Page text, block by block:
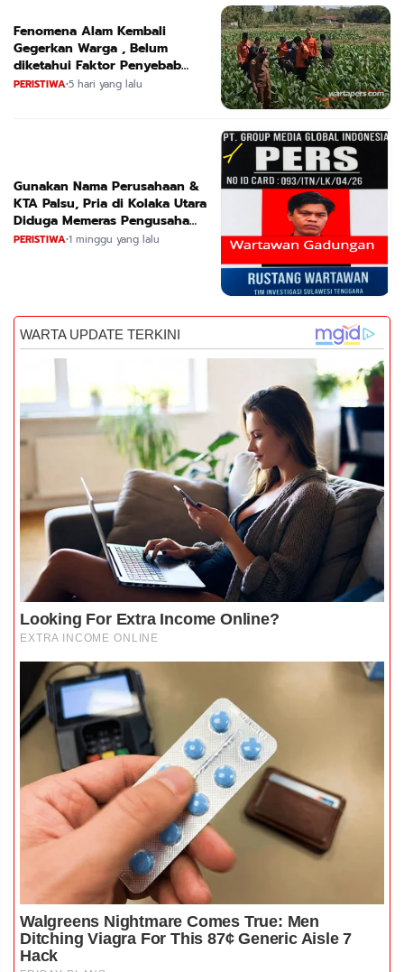
Fenomena Alam Kembali
Gegerkan Warga , Belum
diketahui Faktor Penyebab
Suara
PERISTIWA•5 hari yang lalu
Gunakan Nama Perusahaan &
KTA Palsu, Pria di Kolaka Utara
Diduga Memeras Pengusaha
Tambang dan Minyak
PERISTIWA•1 minggu yang lalu